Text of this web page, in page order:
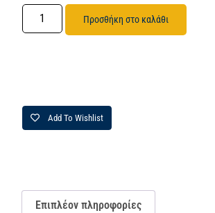
Προσθήκη στο καλάθι
Add To Wishlist
Επιπλέον πληροφορίες